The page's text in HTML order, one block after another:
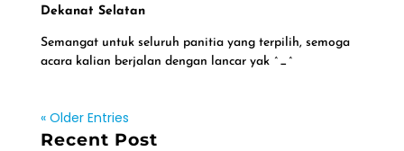
Dekanat Selatan
Semangat untuk seluruh panitia yang terpilih, semoga
acara kalian berjalan dengan lancar yak ^_^
« Older Entries
Recent Post